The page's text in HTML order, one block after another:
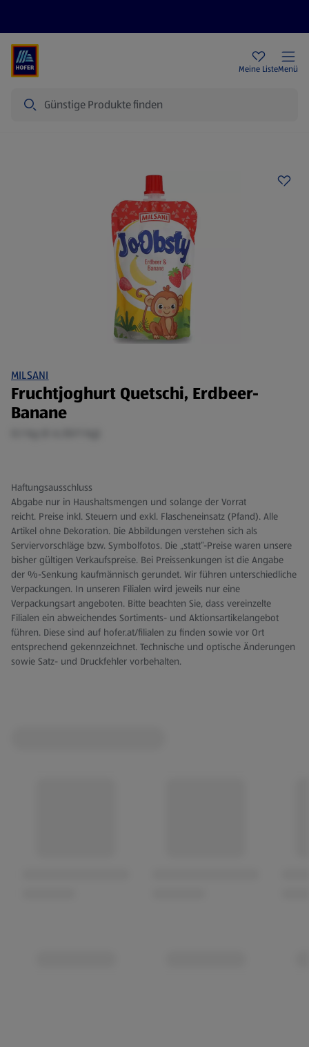
Meine ListeMenü
MILSANI
Fruchtjoghurt Quetschi, Erdbeer-
Banane
Haftungsausschluss
Abgabe nur in Haushaltsmengen und solange der Vorrat
reicht. Preise inkl. Steuern und exkl. Flascheneinsatz (Pfand). Alle
Artikel ohne Dekoration. Die Abbildungen verstehen sich als
Serviervorschläge bzw. Symbolfotos. Die „statt“-Preise waren unsere
bisher gültigen Verkaufspreise. Bei Preissenkungen ist die Angabe
der %-Senkung kaufmännisch gerundet. Wir führen unterschiedliche
Verpackungen. In unseren Filialen wird jeweils nur eine
Verpackungsart angeboten. Bitte beachten Sie, dass vereinzelte
Filialen ein abweichendes Sortiments- und Aktionsartikelangebot
führen. Diese sind auf hofer.at/filialen zu finden sowie vor Ort
entsprechend gekennzeichnet. Technische und optische Änderungen
sowie Satz- und Druckfehler vorbehalten.